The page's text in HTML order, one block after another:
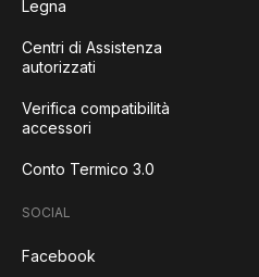
Legna
Centri di Assistenza
autorizzati
Verifica compatibilità
accessori
Conto Termico 3.0
SOCIAL
Facebook